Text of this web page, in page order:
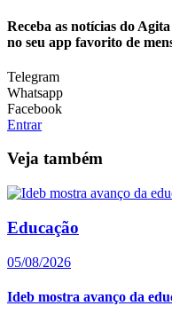
Receba as notícias do
no seu app favorito de
Telegram
Whatsapp
Facebook
Entrar
Veja também
Educação
05/08/2026
Ideb mostra avanço da